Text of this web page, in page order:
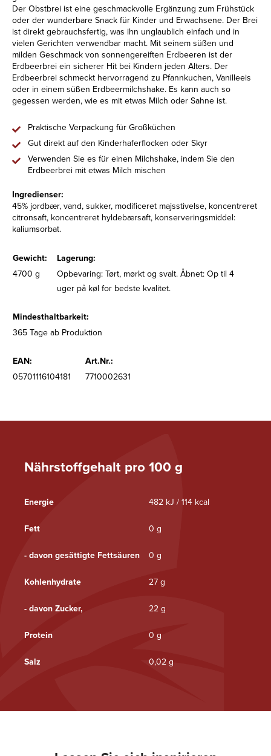
Nährstoffgehalt pro 100 g
Energie 482 kJ / 114 kcal
Fett 0 g
- davon gesättigte Fettsäuren 0 g
Kohlenhydrate 27 g
- davon Zucker, 22 g
Protein 0 g
Salz 0,02 g
Der Obstbrei ist eine geschmackvolle Ergänzung zum Frühstück
oder der wunderbare Snack für Kinder und Erwachsene. Der Brei
ist direkt gebrauchsfertig, was ihn unglaublich einfach und in
vielen Gerichten verwendbar macht. Mit seinem süßen und
milden Geschmack von sonnengereiften Erdbeeren ist der
Erdbeerbrei ein sicherer Hit bei Kindern jeden Alters. Der
Erdbeerbrei schmeckt hervorragend zu Pfannkuchen, Vanilleeis
oder in einem süßen Erdbeermilchshake. Es kann auch so
gegessen werden, wie es mit etwas Milch oder Sahne ist.
Praktische Verpackung für Großküchen
Gut direkt auf den Kinderhaferflocken oder Skyr
Verwenden Sie es für einen Milchshake, indem Sie den
Erdbeerbrei mit etwas Milch mischen
Ingredienser:
45% jordbær, vand, sukker, modificeret majsstivelse, koncentreret
citronsaft, koncentreret hyldebærsaft, konserveringsmiddel:
kaliumsorbat.
Gewicht:
Lagerung:
4700 g
Opbevaring: Tørt, mørkt og svalt. Åbnet: Op til 4
uger på køl for bedste kvalitet.
Mindesthaltbarkeit:
365 Tage ab Produktion
EAN:
Art.Nr.:
05701116104181
7710002631